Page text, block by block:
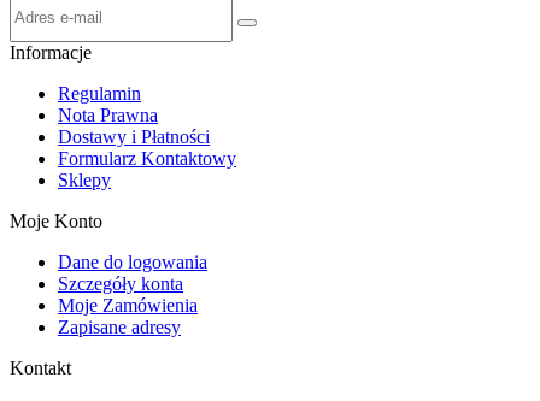
Informacje
Regulamin
Nota Prawna
Dostawy i Płatności
Formularz Kontaktowy
Sklepy
Moje Konto
Dane do logowania
Szczegóły konta
Moje Zamówienia
Zapisane adresy
Kontakt